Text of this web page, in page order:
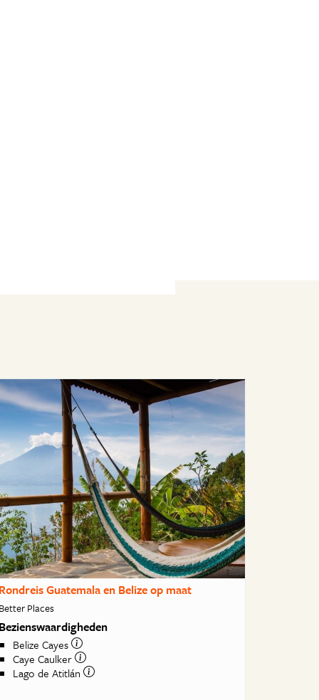
Rondreis Guatemala en Belize op maat
Better Places
Bezienswaardigheden
Belize Cayes
Caye Caulker
Lago de Atitlán